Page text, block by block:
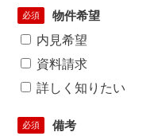
必須
物件希望
内見希望
資料請求
詳しく知りたい
必須 備考